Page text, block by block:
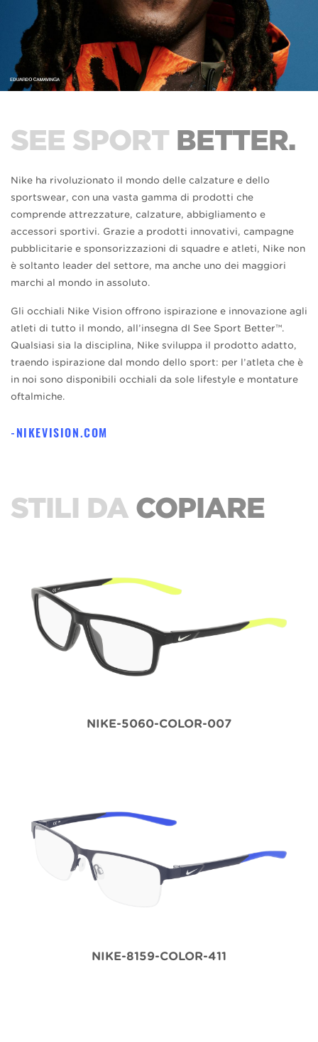
SEE SPORT BETTER.
Nike ha rivoluzionato il mondo delle calzature e dello
sportswear, con una vasta gamma di prodotti che
comprende attrezzature, calzature, abbigliamento e
accessori sportivi. Grazie a prodotti innovativi, campagne
pubblicitarie e sponsorizzazioni di squadre e atleti, Nike non
è soltanto leader del settore, ma anche uno dei maggiori
marchi al mondo in assoluto.
Gli occhiali Nike Vision offrono ispirazione e innovazione agli
atleti di tutto il mondo, all’insegna dI See Sport Better™.
Qualsiasi sia la disciplina, Nike sviluppa il prodotto adatto,
traendo ispirazione dal mondo dello sport: per l’atleta che è
in noi sono disponibili occhiali da sole lifestyle e montature
oftalmiche.
NIKEVISION.COM
STILI DA COPIARE
NIKE-5060-COLOR-007
NIKE-8159-COLOR-411